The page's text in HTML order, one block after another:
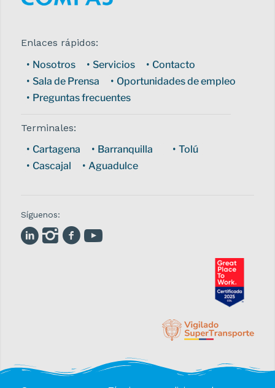
Enlaces rápidos:
Nosotros
Servicios
Contacto
Sala de Prensa
Oportunidades de empleo
Preguntas frecuentes
Terminales:
Cartagena
Barranquilla
Tolú
Cascajal
Aguadulce
Síguenos: